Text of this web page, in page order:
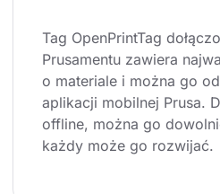
Tag OpenPrintTag
Prusamentu zawiera
o materiale i można go
aplikacji mobilnej Prusa.
offline, można go
każdy może go rozwijać.